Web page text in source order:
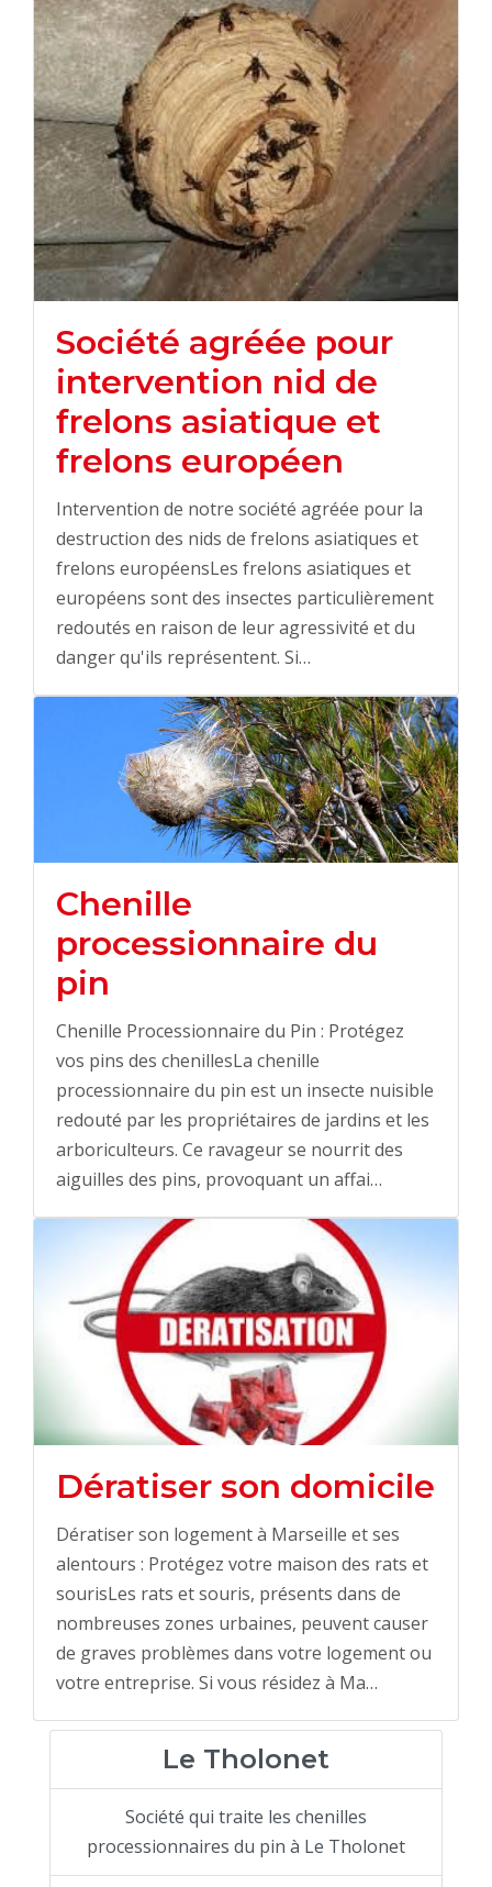
Société agréée pour
intervention nid de
frelons asiatique et
frelons européen
Intervention de notre société agréée pour la
destruction des nids de frelons asiatiques et
frelons européensLes frelons asiatiques et
européens sont des insectes particulièrement
redoutés en raison de leur agressivité et du
danger qu'ils représentent. Si…
Chenille
processionnaire du
pin
Chenille Processionnaire du Pin : Protégez
vos pins des chenillesLa chenille
processionnaire du pin est un insecte nuisible
redouté par les propriétaires de jardins et les
arboriculteurs. Ce ravageur se nourrit des
aiguilles des pins, provoquant un affai…
Dératiser son domicile
Dératiser son logement à Marseille et ses
alentours : Protégez votre maison des rats et
sourisLes rats et souris, présents dans de
nombreuses zones urbaines, peuvent causer
de graves problèmes dans votre logement ou
votre entreprise. Si vous résidez à Ma…
Le Tholonet
Société qui traite les chenilles
processionnaires du pin à Le Tholonet